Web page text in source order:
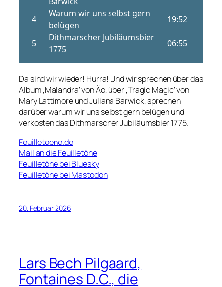
Da sind wir wieder! Hurra! Und wir sprechen über das
Album ‚Malandra‘ von Äo, über ‚Tragic Magic‘ von
Mary Lattimore und Juliana Barwick, sprechen
darüber warum wir uns selbst gern belügen und
verkosten das Dithmarscher Jubiläumsbier 1775.
Feuilletoene.de
Mail an die Feuilletöne
Feuilletöne bei Bluesky
Feuilletöne bei Mastodon
20. Februar 2026
Lars Bech Pilgaard,
Fontaines D.C., die